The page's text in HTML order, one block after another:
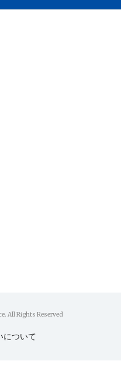
All Rights Reserved
について